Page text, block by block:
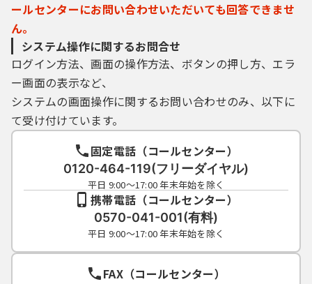
ールセンターにお問い合わせいただいても回答できませ
ん。
システム操作に関するお問合せ
ログイン方法、画面の操作方法、ボタンの押し方、エラ
ー画面の表示など、
システムの画面操作に関するお問い合わせのみ、以下に
て受け付けています。
固定電話（コールセンター）
0120-464-119(フリーダイヤル)
平日 9:00～17:00 年末年始を除く
携帯電話（コールセンター）
0570-041-001(有料)
平日 9:00～17:00 年末年始を除く
FAX（コールセンター）